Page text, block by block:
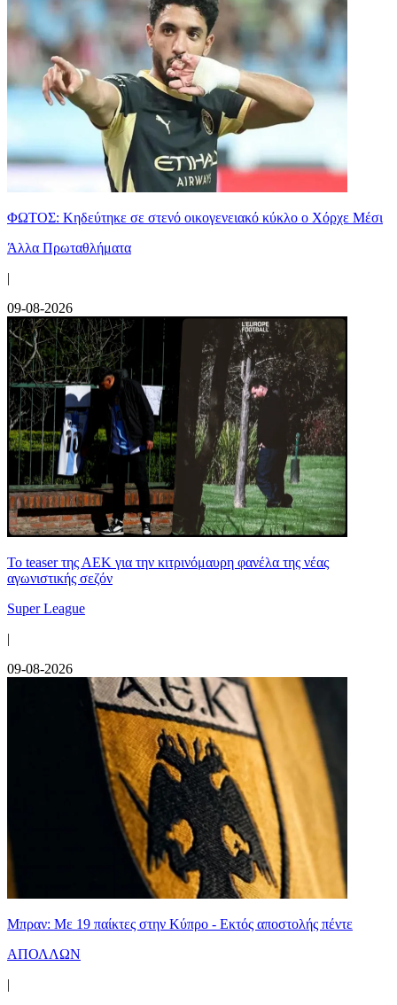
ΦΩΤΟΣ: Κηδεύτηκε σε στενό οικογενειακό κύκλο ο Χόρχε Μέσι
Άλλα Πρωταθλήματα
|
09-08-2026
Το teaser της ΑΕΚ για την κιτρινόμαυρη φανέλα της νέας
αγωνιστικής σεζόν
Super League
|
09-08-2026
Μπραν: Με 19 παίκτες στην Κύπρο - Εκτός αποστολής πέντε
ΑΠΟΛΛΩΝ
|